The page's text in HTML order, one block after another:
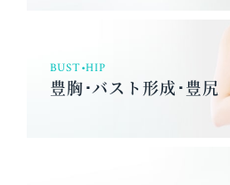
BUST•HIP
豊胸･バスト形成･豊尻